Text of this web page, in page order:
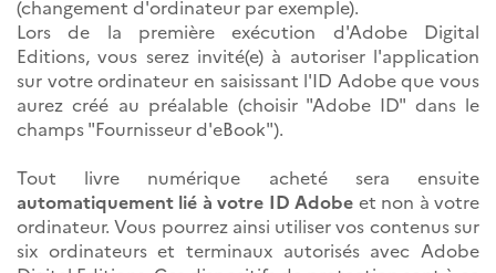
(changement d'ordinateur par exemple).
Lors de la première exécution d'Adobe Digital
Editions, vous serez invité(e) à autoriser l'application
sur votre ordinateur en saisissant l'ID Adobe que vous
aurez créé au préalable (choisir "Adobe ID" dans le
champs "Fournisseur d'eBook").
Tout livre numérique acheté sera ensuite
automatiquement lié à votre ID Adobe et non à votre
ordinateur. Vous pourrez ainsi utiliser vos contenus sur
six ordinateurs et terminaux autorisés avec Adobe